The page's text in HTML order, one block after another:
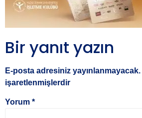
Bir yanıt yazın
E-posta adresiniz yayınlanmayacak.
işaretlenmişlerdir
Yorum *